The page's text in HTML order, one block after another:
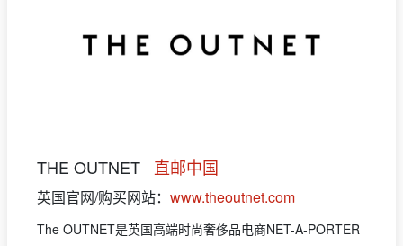
THE OUTNET 直邮中国
英国官网/购买网站： www.theoutnet.com
The OUTNET是英国高端时尚奢侈品电商NET-A-PORTER